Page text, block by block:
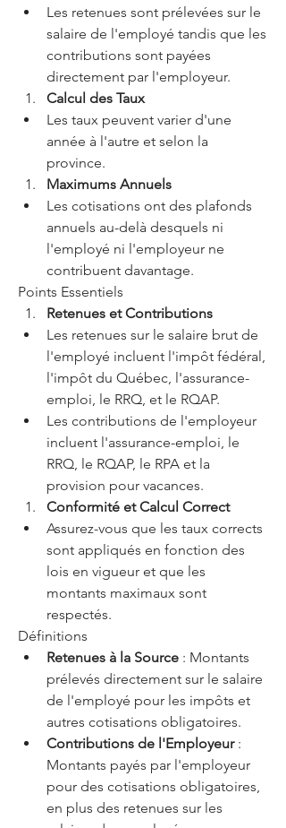
Les retenues sont prélevées sur le
salaire de l'employé tandis que les
contributions sont payées
directement par l'employeur.
Calcul des Taux
Les taux peuvent varier d'une
année à l'autre et selon la
province.
Maximums Annuels
Les cotisations ont des plafonds
annuels au-delà desquels ni
l'employé ni l'employeur ne
contribuent davantage.
Points Essentiels
Retenues et Contributions
Les retenues sur le salaire brut de
l'employé incluent l'impôt fédéral,
l'impôt du Québec, l'assurance-
emploi, le RRQ, et le RQAP.
Les contributions de l'employeur
incluent l'assurance-emploi, le
RRQ, le RQAP, le RPA et la
provision pour vacances.
Conformité et Calcul Correct
Assurez-vous que les taux corrects
sont appliqués en fonction des
lois en vigueur et que les
montants maximaux sont
respectés.
Définitions
Retenues à la Source : Montants
prélevés directement sur le salaire
de l'employé pour les impôts et
autres cotisations obligatoires.
Contributions de l'Employeur :
Montants payés par l'employeur
pour des cotisations obligatoires,
en plus des retenues sur les